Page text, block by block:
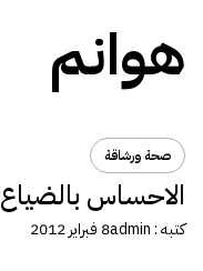
هوانم
صحة ورشاقة
الاحساس بالضياع
كتبه :admin8 فبراير 2012